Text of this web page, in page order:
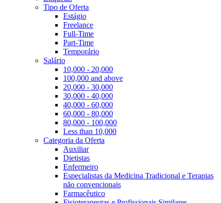
Tipo de Oferta
Estágio
Freelance
Full-Time
Part-Time
Temporário
Salário
10,000 - 20,000
100,000 and above
20,000 - 30,000
30,000 - 40,000
40,000 - 60,000
60,000 - 80,000
80,000 - 100,000
Less than 10,000
Categoria da Oferta
Auxiliar
Dietistas
Enfermeiro
Especialistas da Medicina Tradicional e Terapias
não convencionais
Farmacêutico